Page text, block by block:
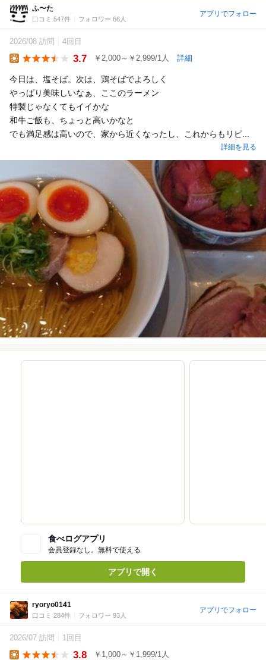
ふ〜た
口コミ 547件 フォロワー 66人
アプリでフォロー
2026/08 訪問 4回目
3.7 ￥2,000～￥2,999/1人 詳細
今日は、塩そば。次は、鶏そばでよろしく
やっぱり美味しいなぁ、ここのラーメン
特製じゃなくてもイイかな
和牛ご飯も、ちょっと高いかなと
でも満足感は高いので、家から近くなったし、これからもリピ...
詳細を見る
食べログアプリ
会員登録なし。無料で使える
アプリで開く
ryoryo0141
口コミ 284件 フォロワー 93人
アプリでフォロー
2026/07 訪問 1回目
3.8 ￥1,000～￥1,999/1人